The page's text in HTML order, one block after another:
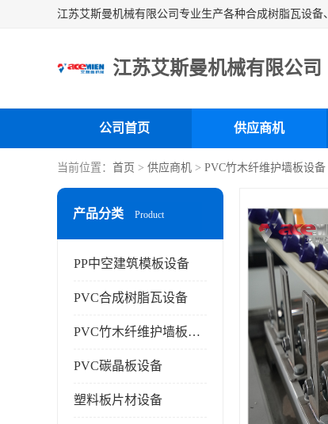
江苏艾斯曼机械有限公司
公司首页 供应商机
当前位置： 首页 > 供应商机 > PVC竹木纤维护墙板设备
产品分类 Product
PP中空建筑模板设备
PVC合成树脂瓦设备
PVC竹木纤维护墙板设备
PVC碳晶板设备
塑料板片材设备